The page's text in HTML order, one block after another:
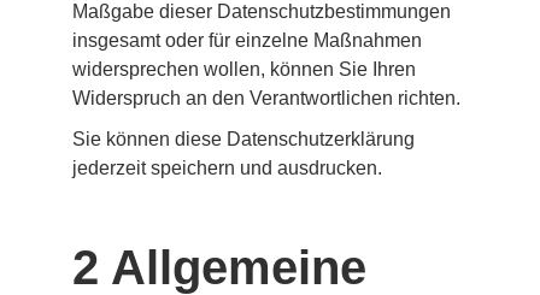
Maßgabe dieser Datenschutzbestimmungen
insgesamt oder für einzelne Maßnahmen
widersprechen wollen, können Sie Ihren
Widerspruch an den Verantwortlichen richten.
Sie können diese Datenschutzerklärung
jederzeit speichern und ausdrucken.
2 Allgemeine